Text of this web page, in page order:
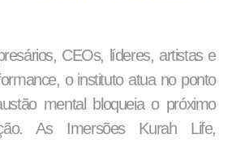
CEOs, líderes, artistas e
o instituto atua no ponto
mental bloqueia o próximo
As Imersões Kurah Life,